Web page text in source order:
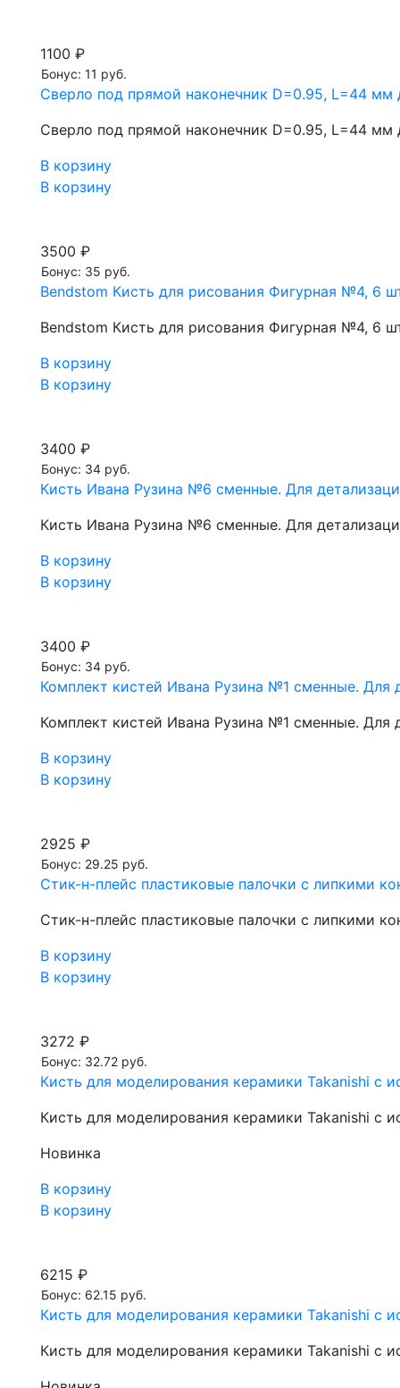
1100 ₽
Бонус: 11 руб.
Сверло под прямой наконечник D=0.95, L=44
Сверло под прямой наконечник D=0.95, L=44
В корзину
В корзину
3500 ₽
Бонус: 35 руб.
Bendstom Кисть для рисования Фигурная №4, 6
Bendstom Кисть для рисования Фигурная №4, 6
В корзину
В корзину
3400 ₽
Бонус: 34 руб.
Кисть Ивана Рузина №6 сменные. Для
Кисть Ивана Рузина №6 сменные. Для
В корзину
В корзину
3400 ₽
Бонус: 34 руб.
Комплект кистей Ивана Рузина №1 сменные.
Комплект кистей Ивана Рузина №1 сменные.
В корзину
В корзину
2925 ₽
Бонус: 29.25 руб.
Стик-н-плейс пластиковые палочки с липкими
Стик-н-плейс пластиковые палочки с липкими
В корзину
В корзину
3272 ₽
Бонус: 32.72 руб.
Кисть для моделирования керамики Takanishi с
Кисть для моделирования керамики Takanishi с
Новинка
В корзину
В корзину
6215 ₽
Бонус: 62.15 руб.
Кисть для моделирования керамики Takanishi с
Кисть для моделирования керамики Takanishi с